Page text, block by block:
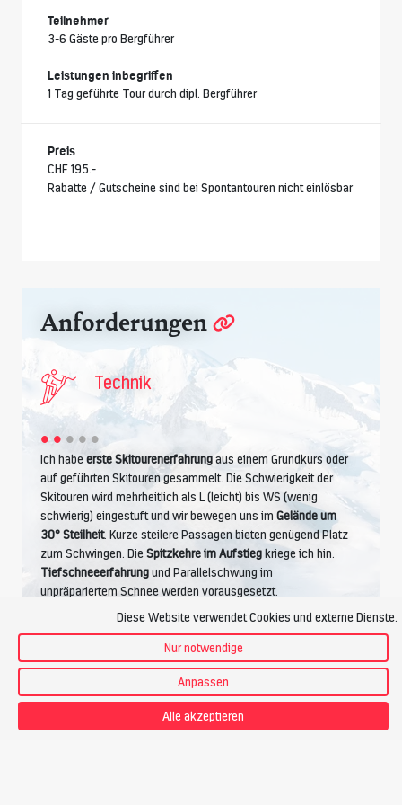
Teilnehmer
3-6 Gäste pro Bergführer
Leistungen inbegriffen
1 Tag geführte Tour durch dipl. Bergführer
Preis
CHF 195.-
Rabatte / Gutscheine sind bei Spontantouren nicht einlösbar
Anforderungen
Technik
Ich habeerste Skitourenerfahrungaus einem Grundkurs oder
auf geführten Skitouren gesammelt. Die Schwierigkeit der
Skitouren wird mehrheitlich als L (leicht) bis WS (wenig
schwierig) eingestuft und wir bewegen uns im Gelände um
30° Steilheit. Kurze steilere Passagen bieten genügend Platz
zum Schwingen. DieSpitzkehre im Aufstiegkriege ich hin.
Tiefschneeerfahrungund Parallelschwung im
unpräpariertem Schnee werden vorausgesetzt.
Kondition
Diese Website verwendet Cookies und externe Dienste.
Nur notwendige
Anpassen
Alle akzeptieren